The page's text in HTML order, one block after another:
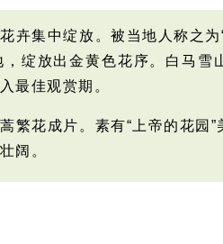
卉集中绽放。被当地人称之为
绽放出金黄色花序。白马雪
最佳观赏期。
繁花成片。素有“上帝的花园
阔。